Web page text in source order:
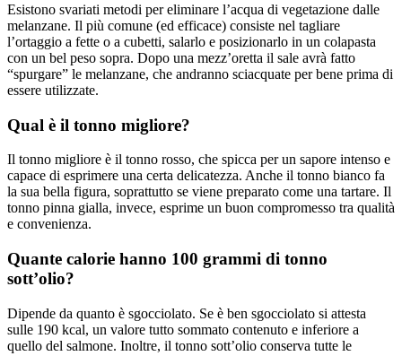
Esistono svariati metodi per eliminare l’acqua di vegetazione dalle
melanzane. Il più comune (ed efficace) consiste nel tagliare
l’ortaggio a fette o a cubetti, salarlo e posizionarlo in un colapasta
con un bel peso sopra. Dopo una mezz’oretta il sale avrà fatto
“spurgare” le melanzane, che andranno sciacquate per bene prima di
essere utilizzate.
Qual è il tonno migliore?
Il tonno migliore è il tonno rosso, che spicca per un sapore intenso e
capace di esprimere una certa delicatezza. Anche il tonno bianco fa
la sua bella figura, soprattutto se viene preparato come una tartare. Il
tonno pinna gialla, invece, esprime un buon compromesso tra qualità
e convenienza.
Quante calorie hanno 100 grammi di tonno
sott’olio?
Dipende da quanto è sgocciolato. Se è ben sgocciolato si attesta
sulle 190 kcal, un valore tutto sommato contenuto e inferiore a
quello del salmone. Inoltre, il tonno sott’olio conserva tutte le